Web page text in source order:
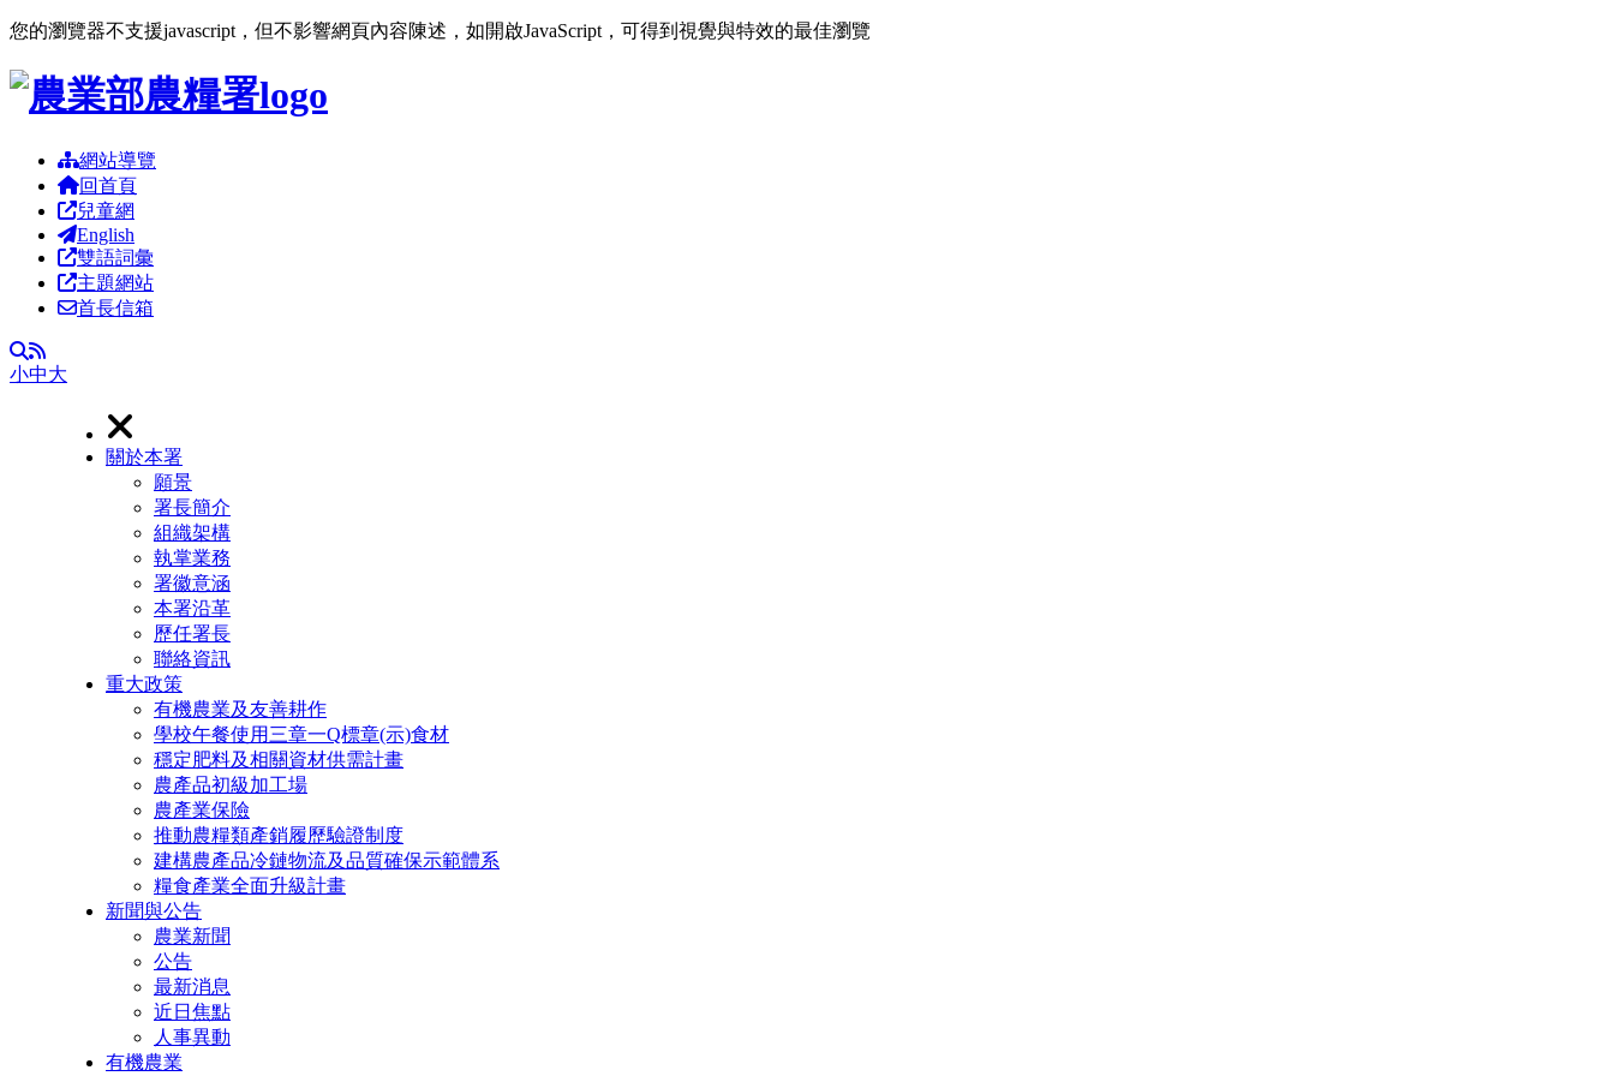
您的瀏覽器不支援javascript，但不影響網頁內容陳述，如開啟JavaScript，可得到視覺與特效的最佳瀏覽
跳到主要內容區塊
網站導覽
回首頁
兒童網
English
雙語詞彙
主題網站
首長信箱
全文檢索
RSS
小中大
關於本署
願景
署長簡介
組織架構
執掌業務
署徽意涵
本署沿革
歷任署長
聯絡資訊
重大政策
有機農業及友善耕作
學校午餐使用三章一Q標章(示)食材
穩定肥料及相關資材供需計畫
農產品初級加工場
農產業保險
推動農糧類產銷履歷驗證制度
建構農產品冷鏈物流及品質確保示範體系
糧食產業全面升級計畫
新聞與公告
農業新聞
公告
最新消息
近日焦點
人事異動
有機農業